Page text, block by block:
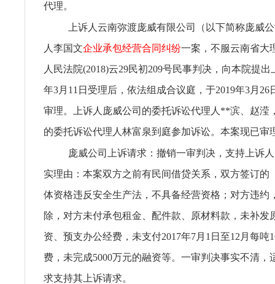
代理。
上诉人云南弥渡庞威有限公司（以下简称庞威
人李国文企业承包经营合同纠纷一案，不服云南省大
人民法院(2018)云29民初209号民事判决，向本院提出
年3月11日受理后，依法组成合议庭，于2019年3月26
审理。上诉人庞威公司的委托诉讼代理人**滨、赵滢
的委托诉讼代理人林富泉到庭参加诉讼。本案现已审
庞威公司上诉请求：撤销一审判决，支持上诉
实理由：本案双方之前有民间借贷关系，双方签订的
体资格违反安全生产法，不具备经营资格；对方违约
除，对方未付承包租金、配件款、原材料款，未补发
资、预支办公经费，未支付2017年7月1日至12月每吨
费，未完成5000万元的融资等。一审判决事实不清，
求支持其上诉请求。